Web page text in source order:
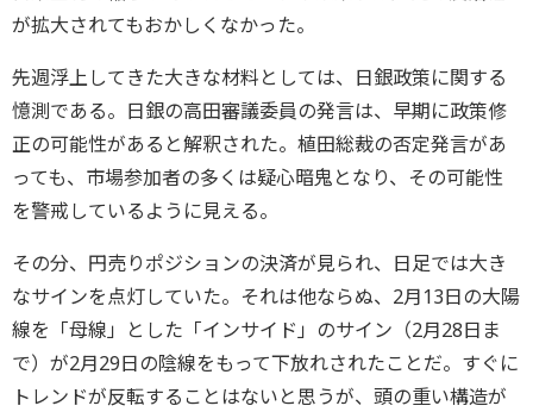
が拡大されてもおかしくなかった。
先週浮上してきた大きな材料としては、日銀政策に関する
憶測である。日銀の高田審議委員の発言は、早期に政策修
正の可能性があると解釈された。植田総裁の否定発言があ
っても、市場参加者の多くは疑心暗鬼となり、その可能性
を警戒しているように見える。
その分、円売りポジションの決済が見られ、日足では大き
なサインを点灯していた。それは他ならぬ、2月13日の大陽
線を「母線」とした「インサイド」のサイン（2月28日ま
で）が2月29日の陰線をもって下放れされたことだ。すぐに
トレンドが反転することはないと思うが、頭の重い構造が